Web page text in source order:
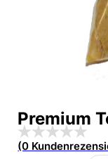
Premium
(0